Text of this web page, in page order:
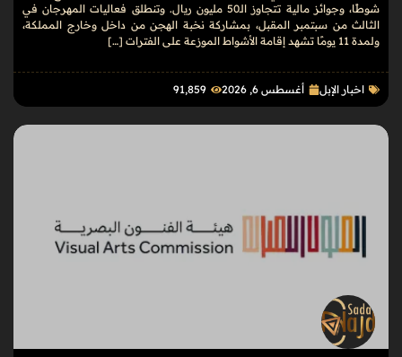
شوطًا، وجوائز مالية تتجاوز الـ50 مليون ريال. وتنطلق فعاليات المهرجان في
الثالث من سبتمبر المقبل، بمشاركة نخبة الهجن من داخل وخارج المملكة،
ولمدة 11 يومًا تشهد إقامة الأشواط الموزعة على الفترات […]
اخبار الإبل أغسطس 6, 2026 91٬859